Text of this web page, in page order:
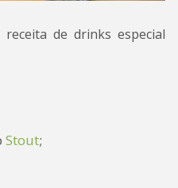
de drinks especial
Stout;